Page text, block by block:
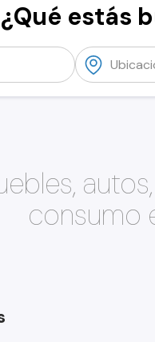
¿Qué estás
consumo